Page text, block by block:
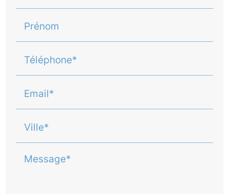
Prénom
Téléphone*
Email*
Ville*
Message*